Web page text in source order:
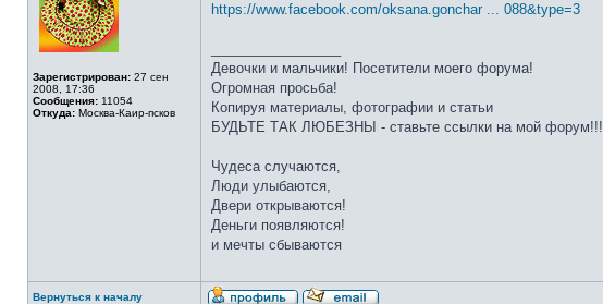
Зарегистрирован: 27 сен
2008, 17:36
Сообщения: 11054
Откуда: Москва-Каир-псков
https://www.facebook.com/oksana.gonchar ... 088&type=3
Девочки и мальчики! Посетители моего форума!
Огромная просьба!
Копируя материалы, фотографии и статьи
БУДЬТЕ ТАК ЛЮБЕЗНЫ - ставьте ссылки на мой форум!!!
Чудеса случаются,
Люди улыбаются,
Двери открываются!
Деньги появляются!
и мечты сбываются
Вернуться к началу